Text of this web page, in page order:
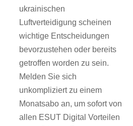
ukrainischen
Luftverteidigung scheinen
wichtige Entscheidungen
bevorzustehen oder bereits
getroffen worden zu sein.
Melden Sie sich
unkompliziert zu einem
Monatsabo an, um sofort von
allen ESUT Digital Vorteilen